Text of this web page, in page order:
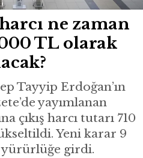
harcı ne zaman
TL olarak
Tayyip Erdoğan’ın
yayımlanan
çıkış harcı tutarı 710
Yeni karar 9
girdi.